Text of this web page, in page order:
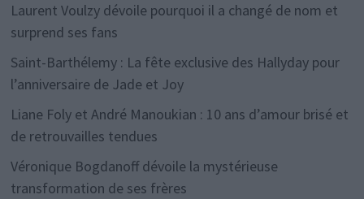
Laurent Voulzy dévoile pourquoi il a changé de nom et
surprend ses fans
Saint-Barthélemy : La fête exclusive des Hallyday pour
l’anniversaire de Jade et Joy
Liane Foly et André Manoukian : 10 ans d’amour brisé et
de retrouvailles tendues
Véronique Bogdanoff dévoile la mystérieuse
transformation de ses frères